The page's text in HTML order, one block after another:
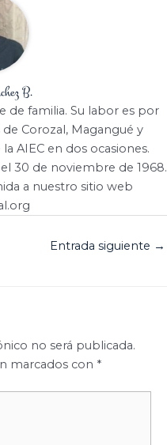
B.
de familia. Su labor es por
de Corozal, Magangué y
AIEC en dos ocasiones.
30 de noviembre de 1968.
a nuestro sitio web
Entrada siguiente →
no será publicada.
marcados con *